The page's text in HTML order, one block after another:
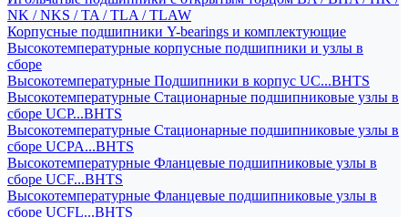
NK / NKS / TA / TLA / TLAW
Корпусные подшипники Y-bearings и комплектующие
Высокотемпературные корпусные подшипники и узлы в
сборе
Высокотемпературные Подшипники в корпус UC...BHTS
Высокотемпературные Стационарные подшипниковые узлы в
сборе UCP...BHTS
Высокотемпературные Стационарные подшипниковые узлы в
сборе UCPA...BHTS
Высокотемпературные Фланцевые подшипниковые узлы в
сборе UCF...BHTS
Высокотемпературные Фланцевые подшипниковые узлы в
сборе UCFL...BHTS